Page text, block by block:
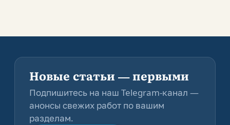
Новые статьи — первыми
Подпишитесь на наш Telegram-канал —
анонсы свежих работ по вашим
разделам.